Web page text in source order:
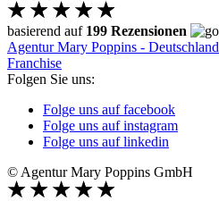
basierend auf 199 Rezensionen
Agentur Mary Poppins - Deutschland
Franchise
Folgen Sie uns:
Folge uns auf facebook
Folge uns auf instagram
Folge uns auf linkedin
© Agentur Mary Poppins GmbH